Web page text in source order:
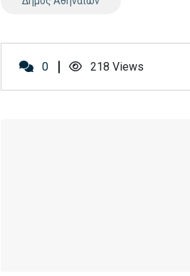
0 218 Views